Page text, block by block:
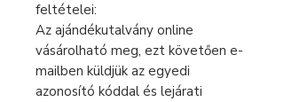
feltételei:
Az ajándékutalvány online
vásárolható meg, ezt követően e-
mailben küldjük az egyedi
azonosító kóddal és lejárati